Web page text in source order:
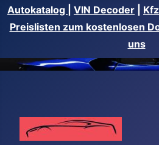
Autokatalog VIN Decoder
Preislisten zum kostenlosen
uns